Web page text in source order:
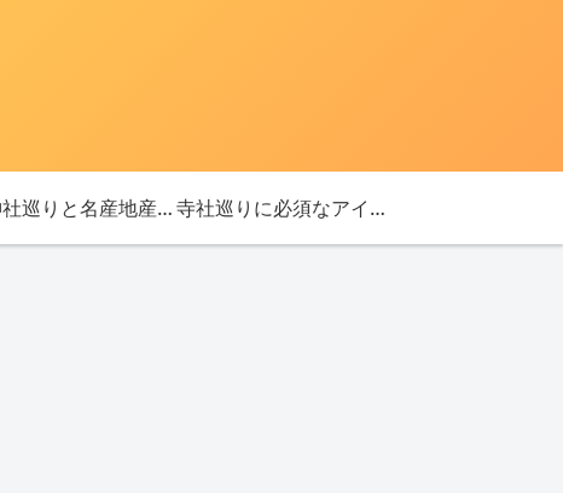
「神社巡りと名産地産を探す旅」ブログ始めました！ 寺社巡りに必須なアイテム